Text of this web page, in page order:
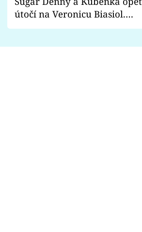
útočí na Veronicu Biasiol.
Proč je podle nich falešná a